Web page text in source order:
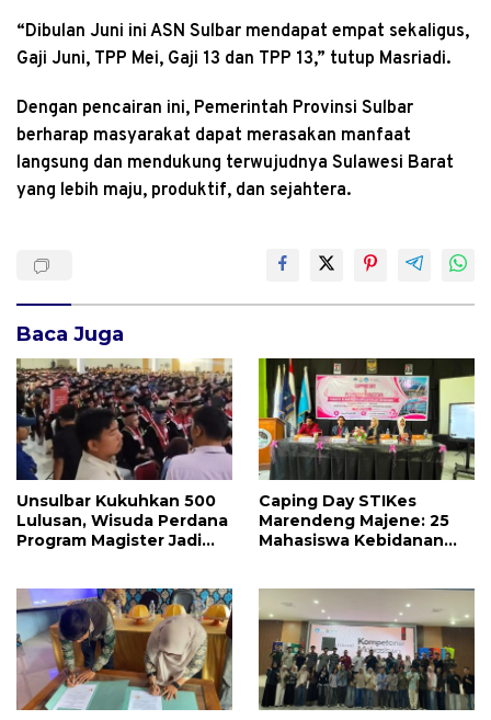
“Dibulan Juni ini ASN Sulbar mendapat empat sekaligus,
Gaji Juni, TPP Mei, Gaji 13 dan TPP 13,” tutup Masriadi.
Dengan pencairan ini, Pemerintah Provinsi Sulbar
berharap masyarakat dapat merasakan manfaat
langsung dan mendukung terwujudnya Sulawesi Barat
yang lebih maju, produktif, dan sejahtera.
Baca Juga
Unsulbar Kukuhkan 500
Lulusan, Wisuda Perdana
Program Magister Jadi
Caping Day STIKes
Marendeng Majene: 25
Mahasiswa Kebidanan